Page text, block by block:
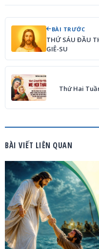
BÀI TRƯỚC
THỨ SÁU ĐẦU
GIÊ-SU
Thứ Hai
BÀI VIẾT LIÊN QUAN